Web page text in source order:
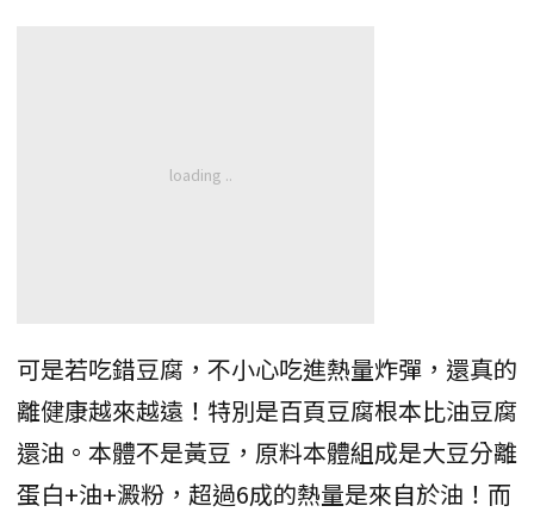
可是若吃錯豆腐，不小心吃進熱量炸彈，還真的
離健康越來越遠！特別是百頁豆腐根本比油豆腐
還油。本體不是黃豆，原料本體組成是大豆分離
蛋白+油+澱粉，超過6成的熱量是來自於油！而